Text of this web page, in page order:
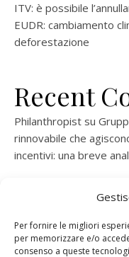
Per fornire le migliori
per memorizzare e/o
consenso a queste
ITV: è possibile
EUDR: cambiamento
deforestazione
Recent
Philanthropist su
rinnovabile che
incentivi: una breve
rinnovabile che
ramatogelsuGruppo